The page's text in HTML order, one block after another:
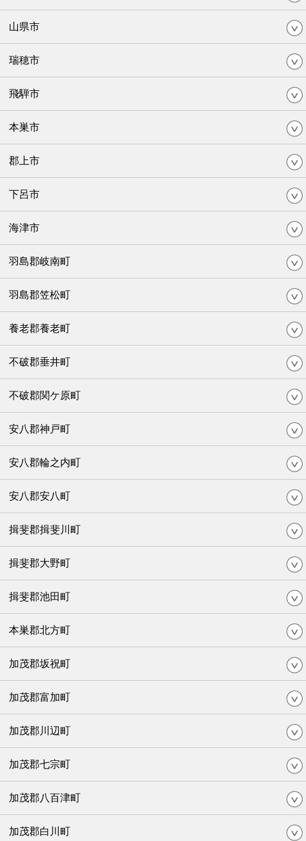
山県市
瑞穂市
飛騨市
本巣市
郡上市
下呂市
海津市
羽島郡岐南町
羽島郡笠松町
養老郡養老町
不破郡垂井町
不破郡関ケ原町
安八郡神戸町
安八郡輪之内町
安八郡安八町
揖斐郡揖斐川町
揖斐郡大野町
揖斐郡池田町
本巣郡北方町
加茂郡坂祝町
加茂郡富加町
加茂郡川辺町
加茂郡七宗町
加茂郡八百津町
加茂郡白川町